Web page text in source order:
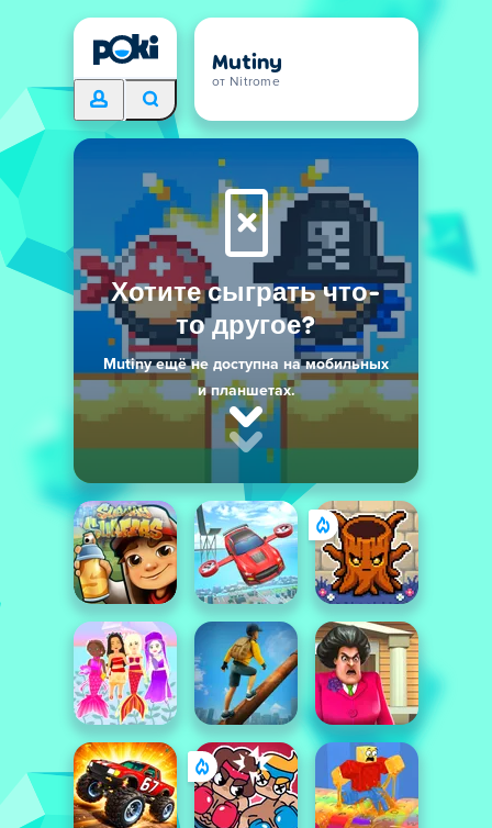
Mutiny
от Nitrome
Хотите сыграть что-
то другое?
Mutiny ещё не доступна на мобильных
и планшетах.